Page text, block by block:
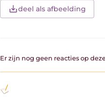
deel als afbeelding
Er zijn nog geen reacties op